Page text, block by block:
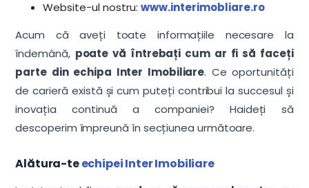
Website-ul nostru:www.interimobliare.ro
Acum că aveți toate informațiile necesare la
îndemână, poate vă întrebați cum ar fi să faceți
parte din echipa Inter Imobiliare. Ce oportunități
de carieră există și cum puteți contribui la succesul și
inovația continuă a companiei? Haideți să
descoperim împreună în secțiunea următoare.
Alătura-teechipei Inter Imobiliare